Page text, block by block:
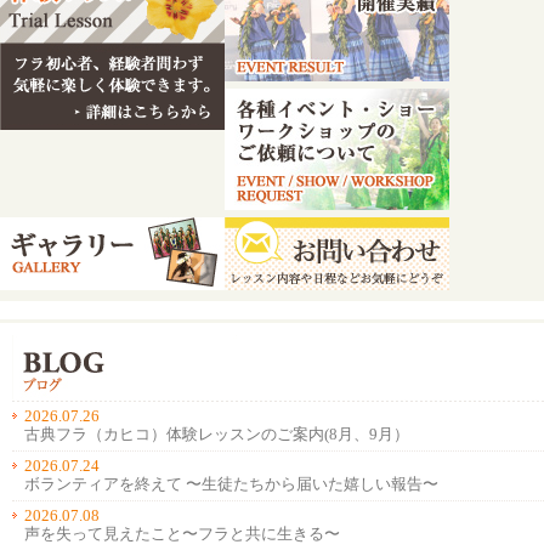
2026.07.26
古典フラ（カヒコ）体験レッスンのご案内(8月、9月）
2026.07.24
ボランティアを終えて 〜生徒たちから届いた嬉しい報告〜
2026.07.08
声を失って見えたこと〜フラと共に生きる〜